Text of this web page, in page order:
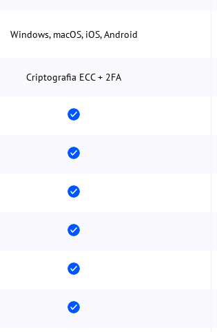
Windows, macOS, iOS, Android
Criptografia ECC + 2FA